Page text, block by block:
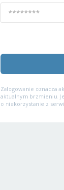
Zalogowanie oznacza
aktualnym brzmieniu.
o niekorzystanie z